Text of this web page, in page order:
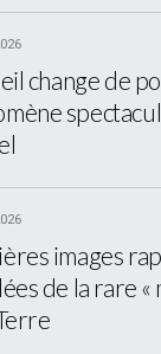
change de
images
de la rare «